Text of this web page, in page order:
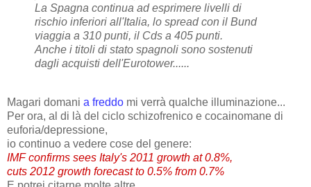
La Spagna continua ad esprimere livelli di
rischio inferiori all'Italia, lo spread con il Bund
viaggia a 310 punti, il Cds a 405 punti.
Anche i titoli di stato spagnoli sono sostenuti
dagli acquisti dell'Eurotower......
Magari domani a freddo mi verrà qualche illuminazione...
Per ora, al di là del ciclo schizofrenico e cocainomane di
euforia/depressione,
io continuo a vedere cose del genere:
IMF confirms sees Italy's 2011 growth at 0.8%,
cuts 2012 growth forecast to 0.5% from 0.7%